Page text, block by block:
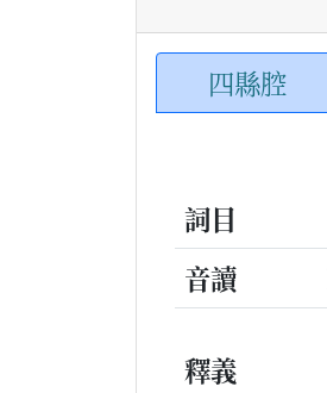
四縣腔
詞目
音讀
釋義